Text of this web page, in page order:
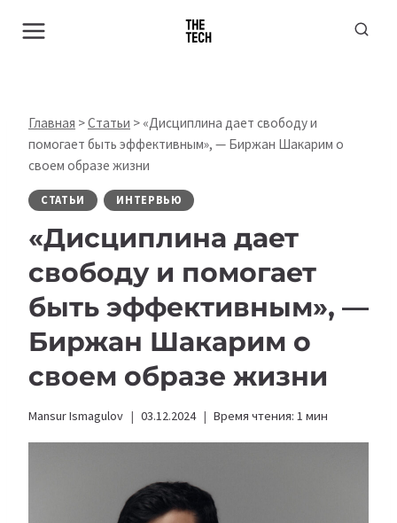
Главная >Статьи > «Дисциплина дает свободу и
помогает быть эффективным», — Биржан Шакарим о
своем образе жизни
СТАТЬИ ИНТЕРВЬЮ
«Дисциплина дает
свободу и помогает
быть эффективным», —
Биржан Шакарим о
своем образе жизни
Mansur Ismagulov 03.12.2024 Время чтения: 1 мин